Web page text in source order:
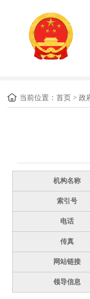
当前位置： 首页 > 政
机构名称
索引号
电话
传真
网站链接
领导信息